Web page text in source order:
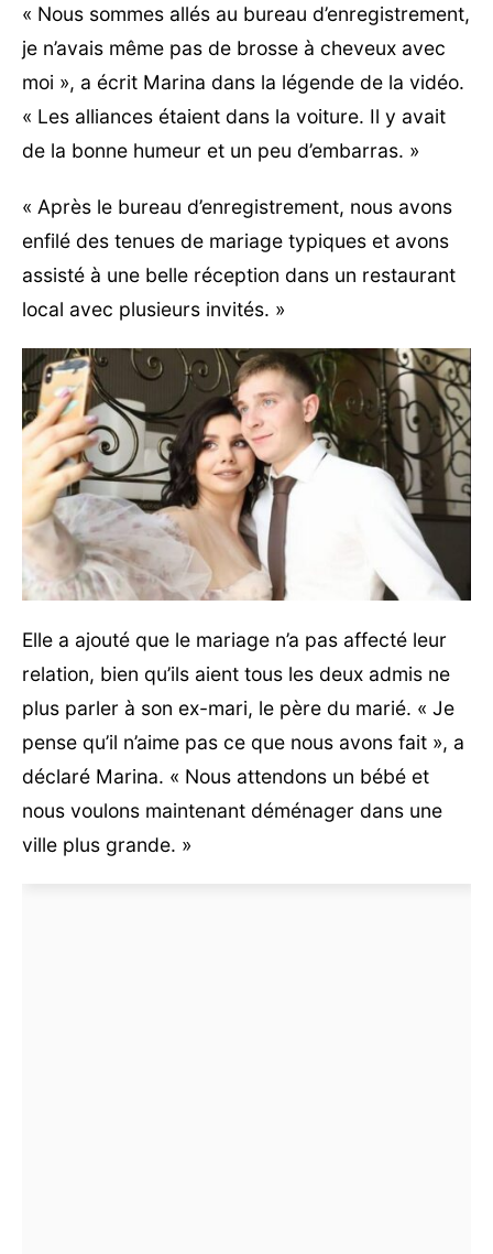
« Nous sommes allés au bureau d’enregistrement,
je n’avais même pas de brosse à cheveux avec
moi », a écrit Marina dans la légende de la vidéo.
« Les alliances étaient dans la voiture. Il y avait
de la bonne humeur et un peu d’embarras. »
« Après le bureau d’enregistrement, nous avons
enfilé des tenues de mariage typiques et avons
assisté à une belle réception dans un restaurant
local avec plusieurs invités. »
Elle a ajouté que le mariage n’a pas affecté leur
relation, bien qu’ils aient tous les deux admis ne
plus parler à son ex-mari, le père du marié. « Je
pense qu’il n’aime pas ce que nous avons fait », a
déclaré Marina. « Nous attendons un bébé et
nous voulons maintenant déménager dans une
ville plus grande. »